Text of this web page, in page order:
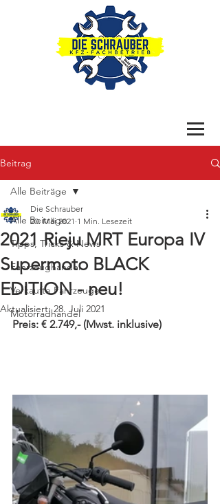
Beitrag
Alle Beiträge
Tipps, Tricks & News
Fahrzeughandel
Verkaufte Fahrzeuge
Motorradhandel
Alle Beiträge
2021 Rieju MRT Europa IV
Supermoto BLACK
EDITION - neu!
Die Schrauber
20. Mai 2021 1 Min. Lesezeit
Aktualisiert:28. Juli 2021
Preis: € 2.749,- (Mwst. inklusive)